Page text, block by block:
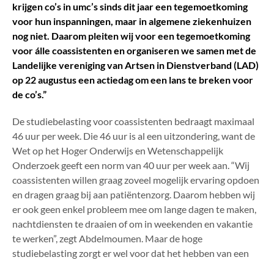
krijgen co’s in umc’s sinds dit jaar een tegemoetkoming
voor hun inspanningen, maar in algemene ziekenhuizen
nog niet. Daarom pleiten wij voor een tegemoetkoming
voor álle coassistenten en organiseren we samen met de
Landelijke vereniging van Artsen in Dienstverband (LAD)
op 22 augustus een actiedag om een lans te breken voor
de co’s.”
De studiebelasting voor coassistenten bedraagt maximaal
46 uur per week. Die 46 uur is al een uitzondering, want de
Wet op het Hoger Onderwijs en Wetenschappelijk
Onderzoek geeft een norm van 40 uur per week aan. “Wij
coassistenten willen graag zoveel mogelijk ervaring opdoen
en dragen graag bij aan patiëntenzorg. Daarom hebben wij
er ook geen enkel probleem mee om lange dagen te maken,
nachtdiensten te draaien of om in weekenden en vakantie
te werken”, zegt Abdelmoumen. Maar de hoge
studiebelasting zorgt er wel voor dat het hebben van een